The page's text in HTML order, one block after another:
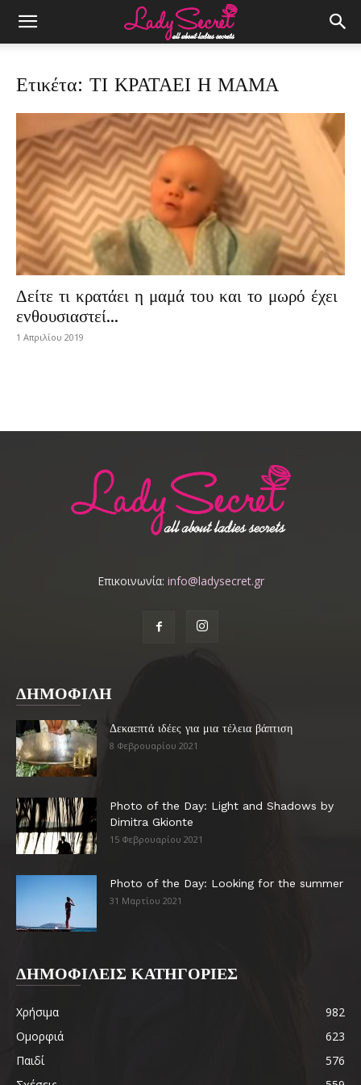
Ετικέτα: ΤΙ ΚΡΑΤΑΕΙ Η ΜΑΜΑ
Δείτε τι κρατάει η μαμά του και το μωρό έχει
ενθουσιαστεί...
1 Απριλίου 2019
Επικοινωνία: info@ladysecret.gr
ΔΗΜΟΦΙΛΗ
Δεκαεπτά ιδέες για μια τέλεια βάπτιση
8 Φεβρουαρίου 2021
Photo of the Day: Light and Shadows by
Dimitra Gkionte
15 Φεβρουαρίου 2021
Photo of the Day: Looking for the summer
31 Μαρτίου 2021
ΔΗΜΟΦΙΛΕΙΣ ΚΑΤΗΓΟΡΙΕΣ
Χρήσιμα
982
Ομορφιά
623
Παιδί
576